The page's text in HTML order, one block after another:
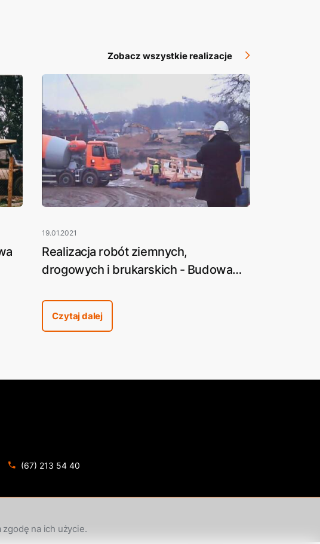
Zobacz wszystkie realizacje
19.01.2021
Realizacja robót ziemnych,
drogowych i brukarskich - Budowa
Czytaj dalej
(67) 213 54 40
na ich użycie.